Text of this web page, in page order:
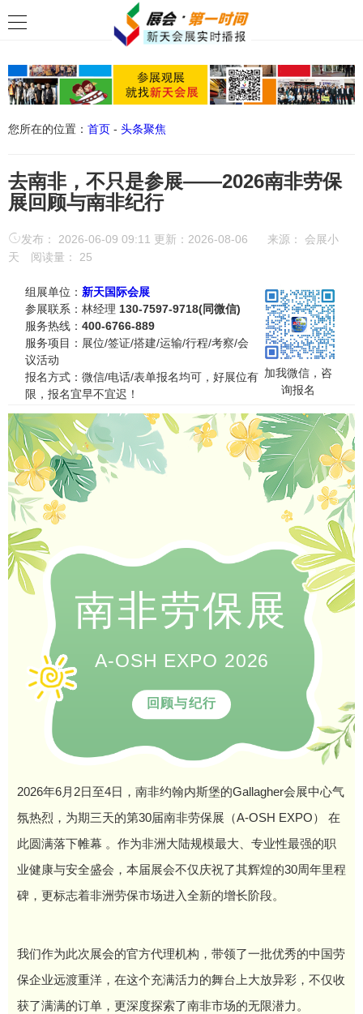
您所在的位置： 首页 - 头条聚焦
去南非，不只是参展——2026南非劳保
展回顾与南非纪行
发布： 2026-06-09 09:11 更新：2026-08-06 来源： 会展小
天
阅读量： 25
组展单位： 新天国际会展
参展联系：林经理 130-7597-9718(同微信)
服务热线：400-6766-889
服务项目：展位/签证/搭建/运输/行程/考察/会
议活动
报名方式：微信/电话/表单报名均可，好展位有
限，报名宜早不宜迟！
加我微信，咨
询报名
南非劳保展
A-OSH EXPO 2026
回顾与纪行
2026年6月2日至4日，南非约翰内斯堡的Gallagher会展中心气
氛热烈，为期三天的第30届南非劳保展（A-OSH EXPO） 在
此圆满落下帷幕 。作为非洲大陆规模最大、专业性最强的职
业健康与安全盛会，本届展会不仅庆祝了其辉煌的30周年里程
碑，更标志着非洲劳保市场进入全新的增长阶段。
我们作为此次展会的官方代理机构，带领了一批优秀的中国劳
保企业远渡重洋，在这个充满活力的舞台上大放异彩，不仅收
获了满满的订单，更深度探索了南非市场的无限潜力。